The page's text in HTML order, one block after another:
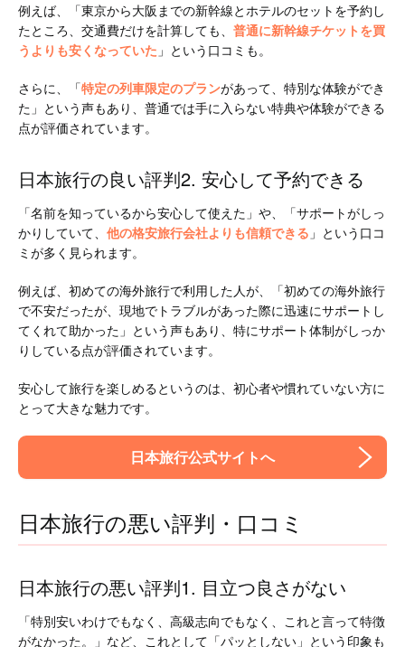
例えば、「東京から大阪までの新幹線とホテルのセットを予約し
たところ、交通費だけを計算しても、 普通に新幹線チケットを買
うよりも安くなっていた 」という口コミも。
さらに、「特定の列車限定のプランがあって、特別な体験ができ
た」という声もあり、普通では手に入らない特典や体験ができる
点が評価されています。
日本旅行の良い評判2. 安心して予約できる
「名前を知っているから安心して使えた」や、「サポートがしっ
かりしていて、 他の格安旅行会社よりも信頼できる 」という口コ
ミが多く見られます。
例えば、初めての海外旅行で利用した人が、「初めての海外旅行
で不安だったが、現地でトラブルがあった際に迅速にサポートし
てくれて助かった」という声もあり、特にサポート体制がしっか
りしている点が評価されています。
安心して旅行を楽しめるというのは、初心者や慣れていない方に
とって大きな魅力です。
日本旅行公式サイトへ
日本旅行の悪い評判・口コミ
日本旅行の悪い評判1. 目立つ良さがない
「特別安いわけでもなく、高級志向でもなく、これと言って特徴
がなかった。」など、これとして「パッとしない」という印象も